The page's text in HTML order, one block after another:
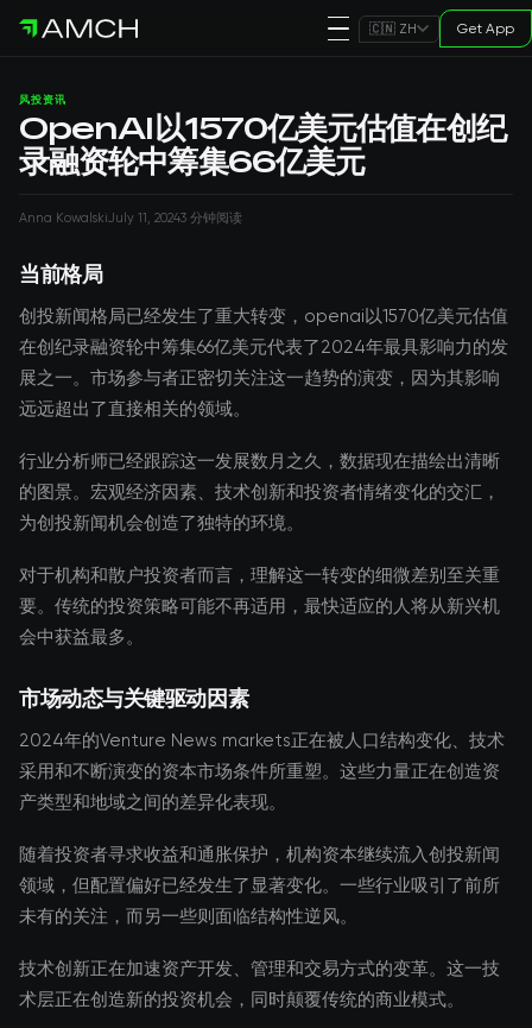
🇨🇳 ZH Get App
风投资讯
OpenAI以1570亿美元估值在创纪
录融资轮中筹集66亿美元
Anna KowalskiJuly 11, 20243 分钟阅读
当前格局
创投新闻格局已经发生了重大转变，openai以1570亿美元估值
在创纪录融资轮中筹集66亿美元代表了2024年最具影响力的发
展之一。市场参与者正密切关注这一趋势的演变，因为其影响
远远超出了直接相关的领域。
行业分析师已经跟踪这一发展数月之久，数据现在描绘出清晰
的图景。宏观经济因素、技术创新和投资者情绪变化的交汇，
为创投新闻机会创造了独特的环境。
对于机构和散户投资者而言，理解这一转变的细微差别至关重
要。传统的投资策略可能不再适用，最快适应的人将从新兴机
会中获益最多。
市场动态与关键驱动因素
2024年的Venture News markets正在被人口结构变化、技术
采用和不断演变的资本市场条件所重塑。这些力量正在创造资
产类型和地域之间的差异化表现。
随着投资者寻求收益和通胀保护，机构资本继续流入创投新闻
领域，但配置偏好已经发生了显著变化。一些行业吸引了前所
未有的关注，而另一些则面临结构性逆风。
技术创新正在加速资产开发、管理和交易方式的变革。这一技
术层正在创造新的投资机会，同时颠覆传统的商业模式。